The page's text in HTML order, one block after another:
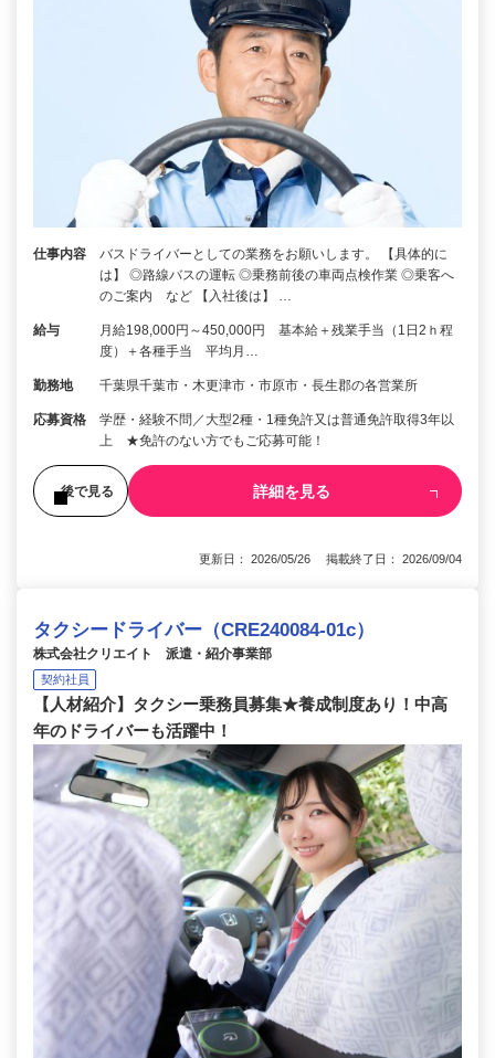
仕事内容
バスドライバーとしての業務をお願いします。 【具体的に
は】 ◎路線バスの運転 ◎乗務前後の車両点検作業 ◎乗客へ
のご案内 など 【入社後は】 …
給与
月給198,000円～450,000円 基本給＋残業手当（1日2ｈ程
度）＋各種手当 平均月…
勤務地 千葉県千葉市・木更津市・市原市・長生郡の各営業所
応募資格
学歴・経験不問／大型2種・1種免許又は普通免許取得3年以
上 ★免許のない方でもご応募可能！
後で見る 詳細を見る
更新日： 2026/05/26 掲載終了日： 2026/09/04
タクシードライバー（CRE240084-01c）
株式会社クリエイト 派遣・紹介事業部
契約社員
【人材紹介】タクシー乗務員募集★養成制度あり！中高
年のドライバーも活躍中！